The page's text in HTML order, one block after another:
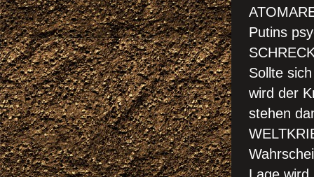
Putins
Sollte
wird der
stehen